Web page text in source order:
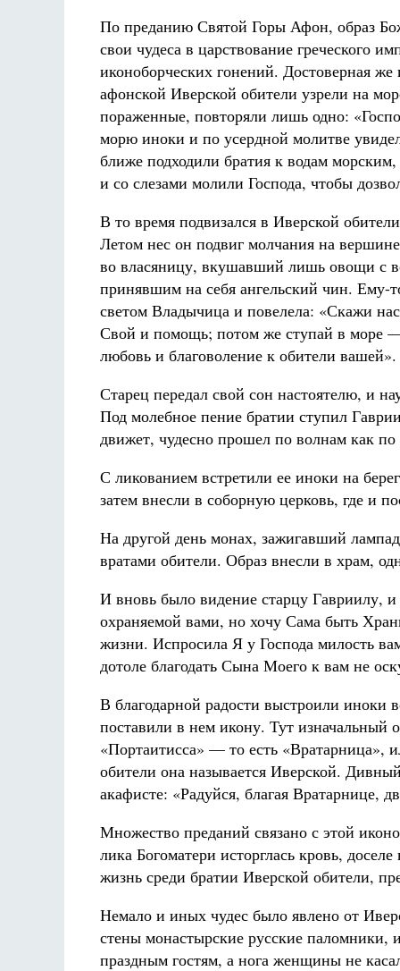
По преданию Святой Горы Афон, образ
свои чудеса в царствование греческого
иконоборческих гонений. Достоверная же
афонской Иверской обители узрели на
пораженные, повторяли лишь одно:
морю иноки и по усердной молитве
ближе подходили братия к водам
и со слезами молили Господа, чтобы
В то время подвизался в Иверской
Летом нес он подвиг молчания на
во власяницу, вкушавший лишь овощи с
принявшим на себя ангельский чин. Ему-
светом Владычица и повелела: «Скажи
Свой и помощь; потом же ступай в море
любовь и благоволение к обители вашей».
Старец передал свой сон настоятелю, и
Под молебное пение братии ступил
движет, чудесно прошел по волнам как
С ликованием встретили ее иноки на
затем внесли в соборную церковь, где и
На другой день монах, зажигавший
вратами обители. Образ внесли в храм,
И вновь было видение старцу Гавриилу,
охраняемой вами, но хочу Сама быть
жизни. Испросила Я у Господа милость
дотоле благодать Сына Моего к вам не
В благодарной радости выстроили иноки
поставили в нем икону. Тут изначальный
«Портаитисса» — то есть «Вратарница»,
обители она называется Иверской.
акафисте: «Радуйся, благая Вратарнице,
Множество преданий связано с этой
лика Богоматери исторглась кровь,
жизнь среди братии Иверской обители,
Немало и иных чудес было явлено от
стены монастырские русские паломники,
праздным гостям, а нога женщины не